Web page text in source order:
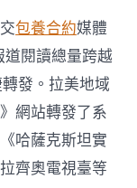
包養合約媒體
道閱讀總量跨越
發。拉美地域
網站轉發了系
《哈薩克斯坦實
齊奧電視臺等